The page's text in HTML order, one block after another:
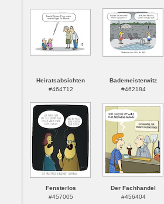
Heiratsabsichten
#464712
Bademeisterwitz
#462184
Fensterlos
#457005
Der Fachhandel
#456404